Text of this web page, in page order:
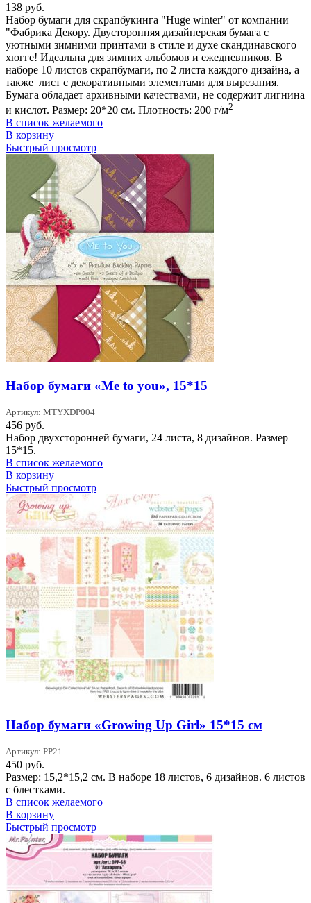
138 руб.
Набор бумаги для скрапбукинга "Huge winter" от компании
"Фабрика Декору. Двусторонняя дизайнерская бумага с
уютными зимними принтами в стиле и духе скандинавского
хюгге! Идеальна для зимних альбомов и ежедневников. В
наборе 10 листов скрапбумаги, по 2 листа каждого дизайна, а
также лист с декоративными элементами для вырезания.
Бумага обладает архивными качествами, не содержит лигнина
и кислот. Размер: 20*20 см. Плотность: 200 г/м2
В список желаемого
В корзину
Быстрый просмотр
Набор бумаги «Me to you», 15*15
Артикул: MTYXDP004
456 руб.
Набор двухсторонней бумаги, 24 листа, 8 дизайнов. Размер
15*15.
В список желаемого
В корзину
Быстрый просмотр
Набор бумаги «Growing Up Girl» 15*15 см
Артикул: PP21
450 руб.
Размер: 15,2*15,2 см. В наборе 18 листов, 6 дизайнов. 6 листов
с блестками.
В список желаемого
В корзину
Быстрый просмотр